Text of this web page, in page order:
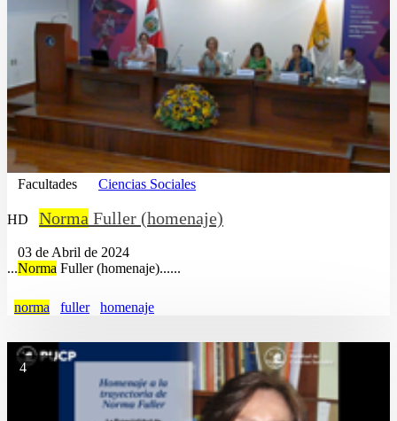
Facultades Ciencias Sociales
HD Norma Fuller (homenaje)
03 de Abril de 2024
...Norma Fuller (homenaje)......
norma fuller homenaje
4